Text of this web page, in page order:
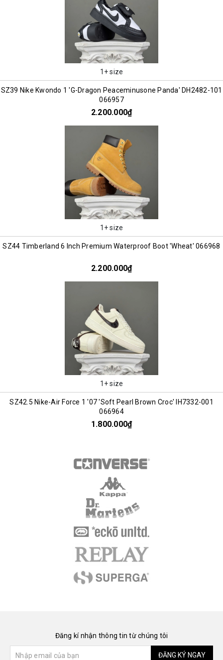
1+ size
SZ39 Nike Kwondo 1 'G-Dragon Peaceminusone Panda' DH2482-101
066957
2.200.000₫
1+ size
SZ44 Timberland 6 Inch Premium Waterproof Boot 'Wheat' 066968
2.200.000₫
1+ size
SZ42.5 Nike-Air Force 1 '07 'Soft Pearl Brown Croc' IH7332-001
066964
1.800.000₫
Đăng kí nhận thông tin từ chúng tôi
ĐĂNG KÝ NGAY